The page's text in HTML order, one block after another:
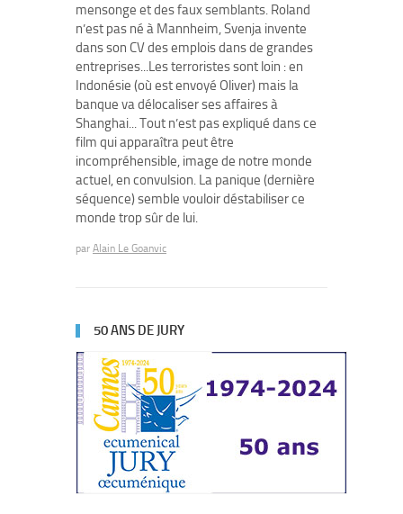
mensonge et des faux semblants. Roland
n’est pas né à Mannheim, Svenja invente
dans son CV des emplois dans de grandes
entreprises...Les terroristes sont loin : en
Indonésie (où est envoyé Oliver) mais la
banque va délocaliser ses affaires à
Shanghai... Tout n’est pas expliqué dans ce
film qui apparaîtra peut être
incompréhensible, image de notre monde
actuel, en convulsion. La panique (dernière
séquence) semble vouloir déstabiliser ce
monde trop sûr de lui.
par Alain Le Goanvic
50 ANS DE JURY